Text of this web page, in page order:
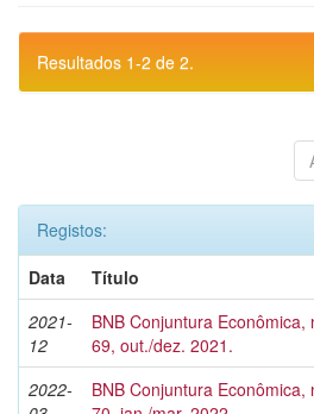
Resultados 1-2 de 2.
Registos:
Data
Título
2021-
12
BNB Conjuntura Econômica,
69, out./dez. 2021.
2022-
BNB Conjuntura Econômica,